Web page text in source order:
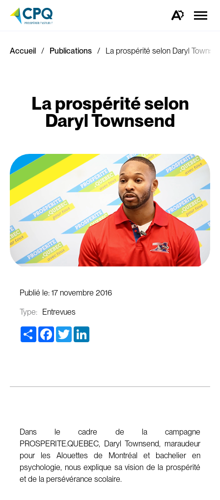
Ouvrez
d'accessibilité.
la
Accueil Publications La prospérité selon Daryl
La prospérité selon
Daryl Townsend
Publié le: 17 novembre 2016
Type:
Entrevues
Share Facebook
Twitter
Dans le cadre de la campagne
PROSPERITE.QUEBEC, Daryl Townsend, maraudeur
pour les Alouettes de Montréal et bachelier en
psychologie, nous explique sa vision de la prospérité
et de la persévérance scolaire.